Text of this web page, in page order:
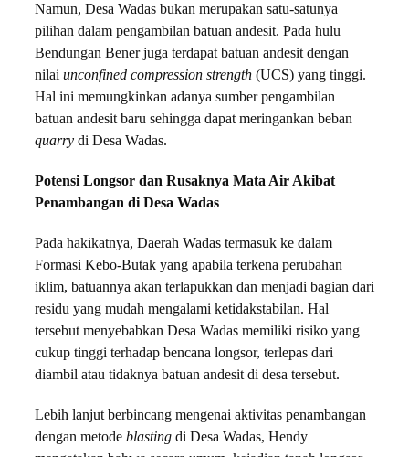
Namun, Desa Wadas bukan merupakan satu-satunya
pilihan dalam pengambilan batuan andesit. Pada hulu
Bendungan Bener juga terdapat batuan andesit dengan
nilai unconfined compression strength (UCS) yang tinggi.
Hal ini memungkinkan adanya sumber pengambilan
batuan andesit baru sehingga dapat meringankan beban
quarry di Desa Wadas.
Potensi Longsor dan Rusaknya Mata Air Akibat
Penambangan di Desa Wadas
Pada hakikatnya, Daerah Wadas termasuk ke dalam
Formasi Kebo-Butak yang apabila terkena perubahan
iklim, batuannya akan terlapukkan dan menjadi bagian dari
residu yang mudah mengalami ketidakstabilan. Hal
tersebut menyebabkan Desa Wadas memiliki risiko yang
cukup tinggi terhadap bencana longsor, terlepas dari
diambil atau tidaknya batuan andesit di desa tersebut.
Lebih lanjut berbincang mengenai aktivitas penambangan
dengan metode blasting di Desa Wadas, Hendy